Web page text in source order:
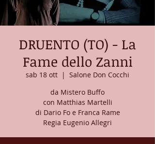
DRUENTO (TO) - La
Fame dello Zanni
sab 18 ott
  |
Salone Don Cocchi
da Mistero Buffo
con Matthias Martelli
di Dario Fo e Franca Rame
Regia Eugenio Allegri